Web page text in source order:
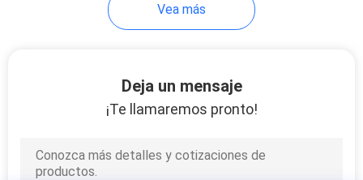
el esquileo muere
Vea más
Deja un mensaje
¡Te llamaremos pronto!